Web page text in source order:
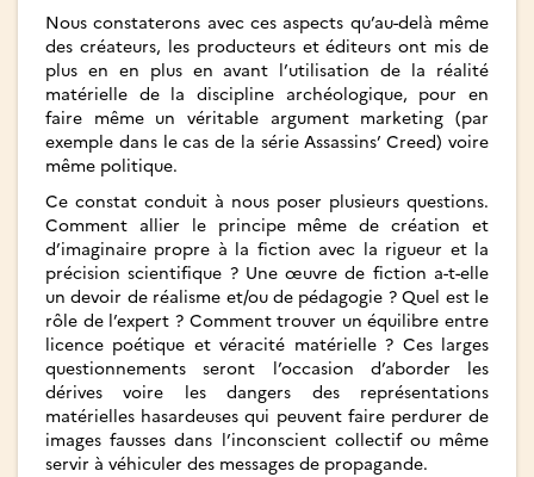
Nous constaterons avec ces aspects qu’au-delà même
des créateurs, les producteurs et éditeurs ont mis de
plus en en plus en avant l’utilisation de la réalité
matérielle de la discipline archéologique, pour en
faire même un véritable argument marketing (par
exemple dans le cas de la série Assassins’ Creed) voire
même politique.
Ce constat conduit à nous poser plusieurs questions.
Comment allier le principe même de création et
d’imaginaire propre à la fiction avec la rigueur et la
précision scientifique ? Une œuvre de fiction a-t-elle
un devoir de réalisme et/ou de pédagogie ? Quel est le
rôle de l’expert ? Comment trouver un équilibre entre
licence poétique et véracité matérielle ? Ces larges
questionnements seront l’occasion d’aborder les
dérives voire les dangers des représentations
matérielles hasardeuses qui peuvent faire perdurer de
images fausses dans l’inconscient collectif ou même
servir à véhiculer des messages de propagande.